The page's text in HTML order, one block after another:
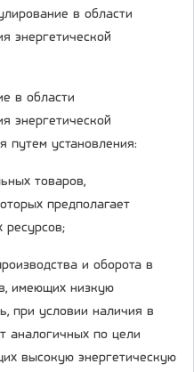
в области
энергетической
в области
энергетической
путем установления:
товаров,
предполагает
ресурсов;
и оборота в
имеющих низкую
при условии наличия в
аналогичных по цели
высокую энергетическую